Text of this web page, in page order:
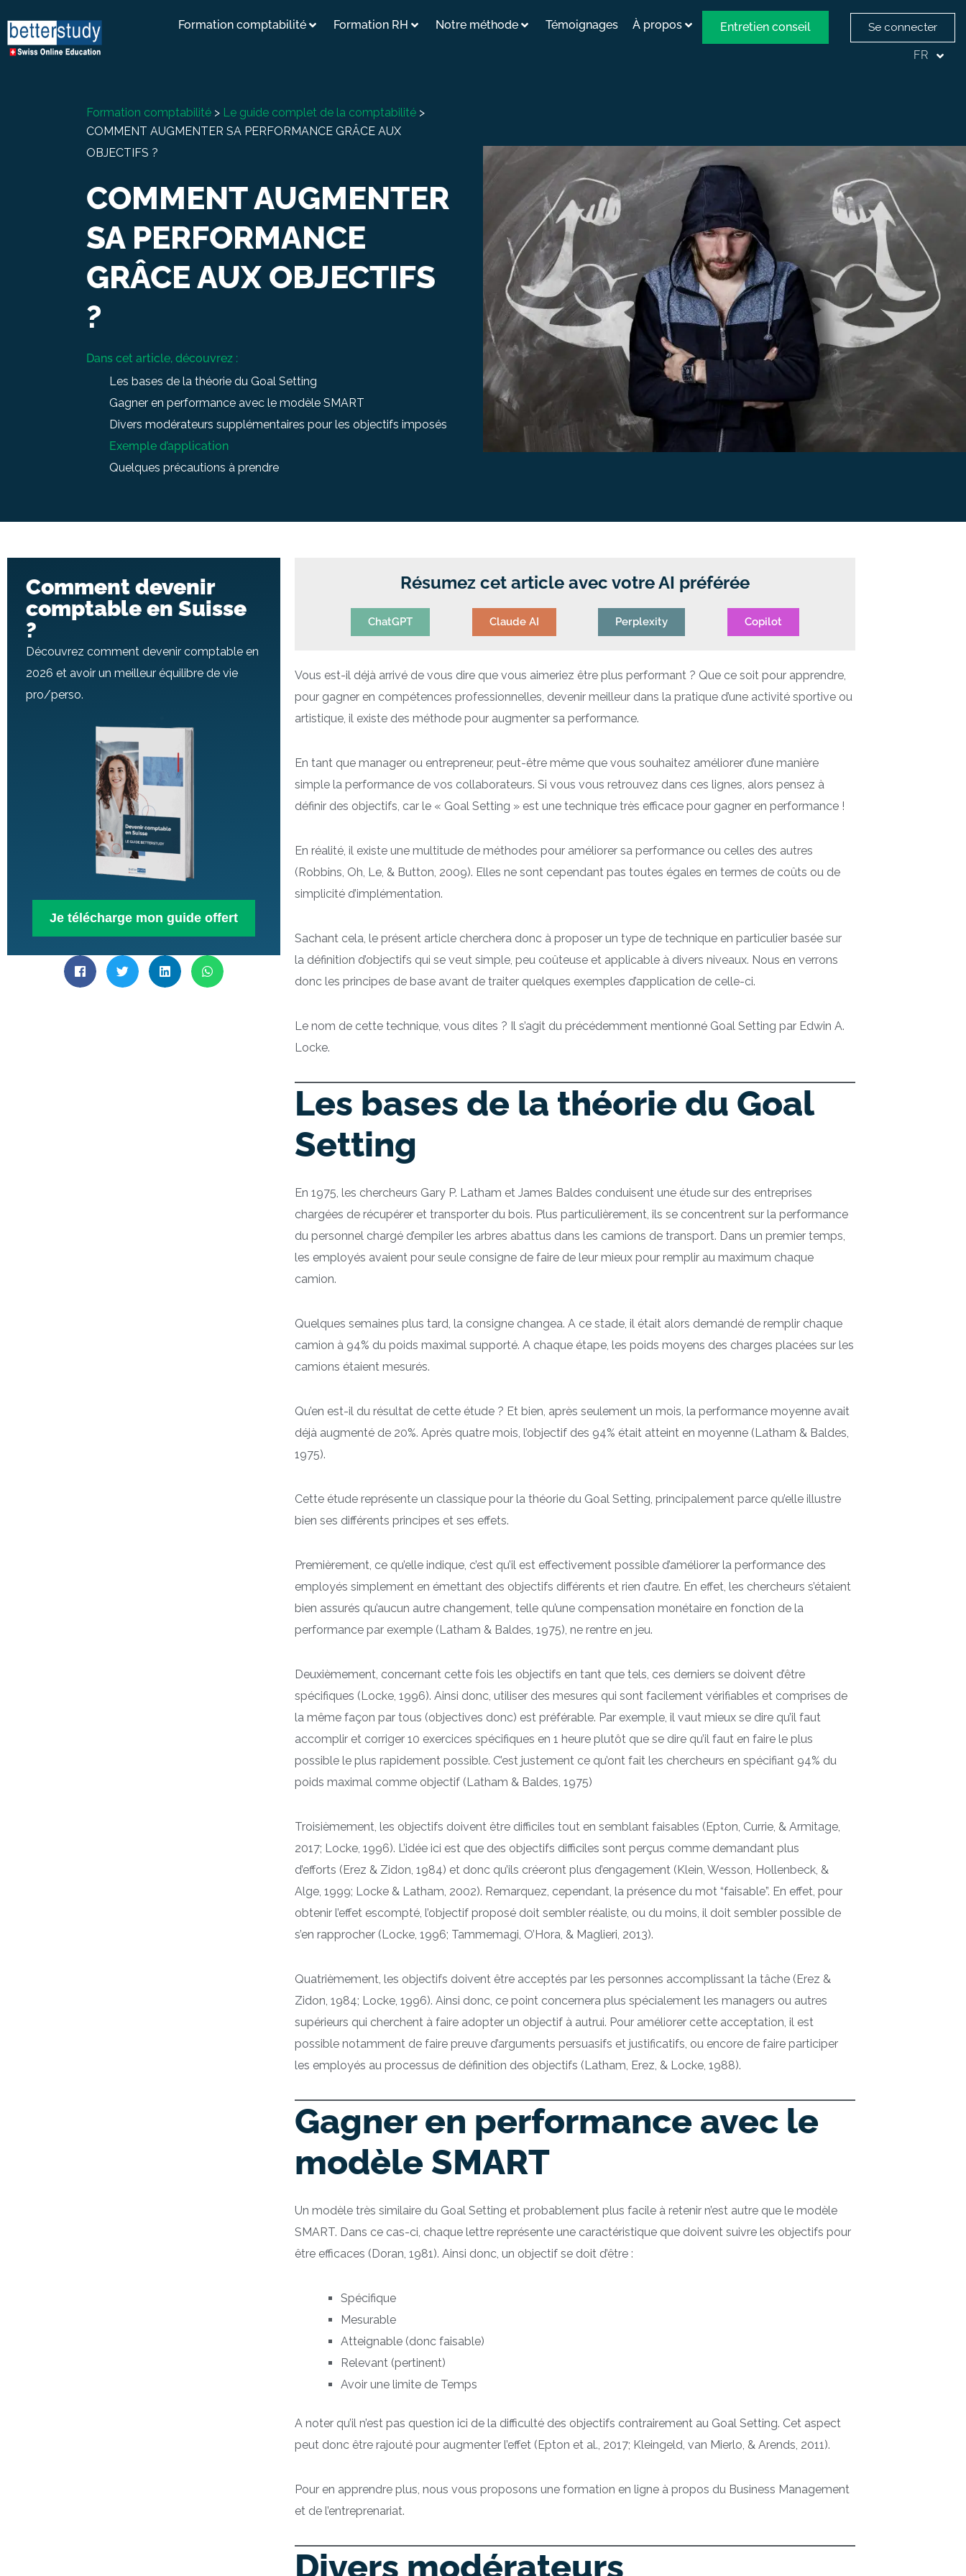
Formation comptabilité Formation RH Notre méthode Témoignages À propos Entretien conseil Se connecter
FR
Formation comptabilité > Le guide complet de la comptabilité >
COMMENT AUGMENTER SA PERFORMANCE GRÂCE AUX
OBJECTIFS ?
COMMENT AUGMENTER
SA PERFORMANCE
GRÂCE AUX OBJECTIFS
?
Dans cet article, découvrez :
Les bases de la théorie du Goal Setting
Gagner en performance avec le modèle SMART
Divers modérateurs supplémentaires pour les objectifs imposés
Exemple d’application
Quelques précautions à prendre
Comment devenir
comptable en Suisse
?
Découvrez comment devenir comptable en
2026 et avoir un meilleur équilibre de vie
pro/perso.
Je télécharge mon guide offert
Résumez cet article avec votre AI préférée
ChatGPT Claude AI Perplexity Copilot
Vous est-il déjà arrivé de vous dire que vous aimeriez être plus performant ? Que ce soit pour apprendre,
pour gagner en compétences professionnelles, devenir meilleur dans la pratique d’une activité sportive ou
artistique, il existe des méthode pour augmenter sa performance.
En tant que manager ou entrepreneur, peut-être même que vous souhaitez améliorer d’une manière
simple la performance de vos collaborateurs. Si vous vous retrouvez dans ces lignes, alors pensez à
définir des objectifs, car le « Goal Setting » est une technique très efficace pour gagner en performance !
En réalité, il existe une multitude de méthodes pour améliorer sa performance ou celles des autres
(Robbins, Oh, Le, & Button, 2009). Elles ne sont cependant pas toutes égales en termes de coûts ou de
simplicité d’implémentation.
Sachant cela, le présent article cherchera donc à proposer un type de technique en particulier basée sur
la définition d’objectifs qui se veut simple, peu coûteuse et applicable à divers niveaux. Nous en verrons
donc les principes de base avant de traiter quelques exemples d’application de celle-ci.
Le nom de cette technique, vous dites ? Il s’agit du précédemment mentionné Goal Setting par Edwin A.
Locke.
Les bases de la théorie du Goal
Setting
En 1975, les chercheurs Gary P. Latham et James Baldes conduisent une étude sur des entreprises
chargées de récupérer et transporter du bois. Plus particulièrement, ils se concentrent sur la performance
du personnel chargé d’empiler les arbres abattus dans les camions de transport. Dans un premier temps,
les employés avaient pour seule consigne de faire de leur mieux pour remplir au maximum chaque
camion.
Quelques semaines plus tard, la consigne changea. A ce stade, il était alors demandé de remplir chaque
camion à 94% du poids maximal supporté. A chaque étape, les poids moyens des charges placées sur les
camions étaient mesurés.
Qu’en est-il du résultat de cette étude ? Et bien, après seulement un mois, la performance moyenne avait
déjà augmenté de 20%. Après quatre mois, l’objectif des 94% était atteint en moyenne (Latham & Baldes,
1975).
Cette étude représente un classique pour la théorie du Goal Setting, principalement parce qu’elle illustre
bien ses différents principes et ses effets.
Premièrement, ce qu’elle indique, c’est qu’il est effectivement possible d’améliorer la performance des
employés simplement en émettant des objectifs différents et rien d’autre. En effet, les chercheurs s’étaient
bien assurés qu’aucun autre changement, telle qu’une compensation monétaire en fonction de la
performance par exemple (Latham & Baldes, 1975), ne rentre en jeu.
Deuxièmement, concernant cette fois les objectifs en tant que tels, ces derniers se doivent d’être
spécifiques (Locke, 1996). Ainsi donc, utiliser des mesures qui sont facilement vérifiables et comprises de
la même façon par tous (objectives donc) est préférable. Par exemple, il vaut mieux se dire qu’il faut
accomplir et corriger 10 exercices spécifiques en 1 heure plutôt que se dire qu’il faut en faire le plus
possible le plus rapidement possible. C’est justement ce qu’ont fait les chercheurs en spécifiant 94% du
poids maximal comme objectif (Latham & Baldes, 1975)
Troisièmement, les objectifs doivent être difficiles tout en semblant faisables (Epton, Currie, & Armitage,
2017; Locke, 1996). L’idée ici est que des objectifs difficiles sont perçus comme demandant plus
d’efforts (Erez & Zidon, 1984) et donc qu’ils créeront plus d’engagement (Klein, Wesson, Hollenbeck, &
Alge, 1999; Locke & Latham, 2002). Remarquez, cependant, la présence du mot “faisable”. En effet, pour
obtenir l’effet escompté, l’objectif proposé doit sembler réaliste, ou du moins, il doit sembler possible de
s’en rapprocher (Locke, 1996; Tammemagi, O’Hora, & Maglieri, 2013).
Quatrièmement, les objectifs doivent être acceptés par les personnes accomplissant la tâche (Erez &
Zidon, 1984; Locke, 1996). Ainsi donc, ce point concernera plus spécialement les managers ou autres
supérieurs qui cherchent à faire adopter un objectif à autrui. Pour améliorer cette acceptation, il est
possible notamment de faire preuve d’arguments persuasifs et justificatifs, ou encore de faire participer
les employés au processus de définition des objectifs (Latham, Erez, & Locke, 1988).
Gagner en performance avec le
modèle SMART
Un modèle très similaire du Goal Setting et probablement plus facile à retenir n’est autre que le modèle
SMART. Dans ce cas-ci, chaque lettre représente une caractéristique que doivent suivre les objectifs pour
être efficaces (Doran, 1981). Ainsi donc, un objectif se doit d’être :
Spécifique
Mesurable
Atteignable (donc faisable)
Relevant (pertinent)
Avoir une limite de Temps
A noter qu’il n’est pas question ici de la difficulté des objectifs contrairement au Goal Setting. Cet aspect
peut donc être rajouté pour augmenter l’effet (Epton et al., 2017; Kleingeld, van Mierlo, & Arends, 2011).
Pour en apprendre plus, nous vous proposons une formation en ligne à propos du Business Management
et de l’entreprenariat.
Divers modérateurs